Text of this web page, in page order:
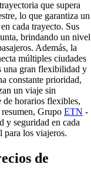
que supera
lo que garantiza un
cada trayecto. Sus
brindando un nivel
Además, la
múltiples ciudades
una gran flexibilidad y
constante prioridad,
un viaje sin
de horarios flexibles,
Grupo ETN -
y seguridad en cada
para los viajeros.
de